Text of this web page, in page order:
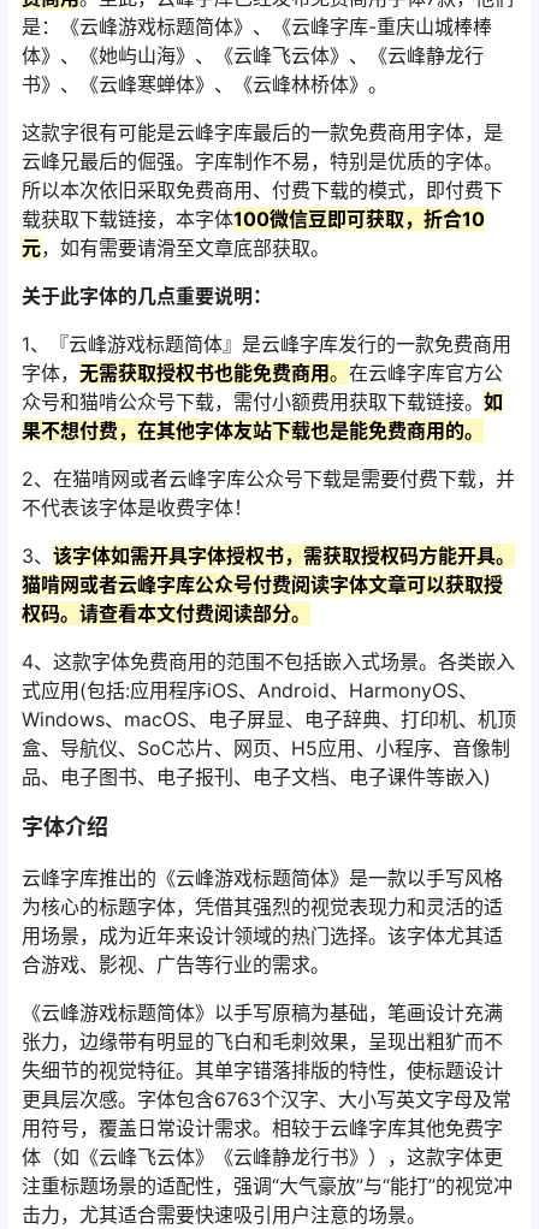
是：《云峰游戏标题简体》、《云峰字库-重庆山城棒棒
体》、《她屿山海》、《云峰飞云体》、《云峰静龙行
书》、《云峰寒蝉体》、《云峰林桥体》。
这款字很有可能是云峰字库最后的一款免费商用字体，是
云峰兄最后的倔强。字库制作不易，特别是优质的字体。
所以本次依旧采取免费商用、付费下载的模式，即付费下
载获取下载链接，本字体100微信豆即可获取，折合10
元，如有需要请滑至文章底部获取。
关于此字体的几点重要说明：
1、『云峰游戏标题简体』是云峰字库发行的一款免费商用
字体， 无需获取授权书也能免费商用。 在云峰字库官方公
众号和猫啃公众号下载，需付小额费用获取下载链接。 如
果不想付费，在其他字体友站下载也是能免费商用的。
2、在猫啃网或者云峰字库公众号下载是需要付费下载，并
不代表该字体是收费字体！
3、 该字体如需开具字体授权书，需获取授权码方能开具。
猫啃网或者云峰字库公众号付费阅读字体文章可以获取授
权码。请查看本文付费阅读部分。
4、这款字体免费商用的范围不包括嵌入式场景。各类嵌入
式应用(包括:应用程序iOS、Android、HarmonyOS、
Windows、macOS、电子屏显、电子辞典、打印机、机顶
盒、导航仪、SoC芯片、网页、H5应用、小程序、音像制
品、电子图书、电子报刊、电子文档、电子课件等嵌入)
字体介绍
云峰字库推出的《云峰游戏标题简体》是一款以手写风格
为核心的标题字体，凭借其强烈的视觉表现力和灵活的适
用场景，成为近年来设计领域的热门选择。该字体尤其适
合游戏、影视、广告等行业的需求。
《云峰游戏标题简体》以手写原稿为基础，笔画设计充满
张力，边缘带有明显的飞白和毛刺效果，呈现出粗犷而不
失细节的视觉特征。其单字错落排版的特性，使标题设计
更具层次感。字体包含6763个汉字、大小写英文字母及常
用符号，覆盖日常设计需求。相较于云峰字库其他免费字
体（如《云峰飞云体》《云峰静龙行书》），这款字体更
注重标题场景的适配性，强调“大气豪放”与“能打”的视觉冲
击力，尤其适合需要快速吸引用户注意的场景。